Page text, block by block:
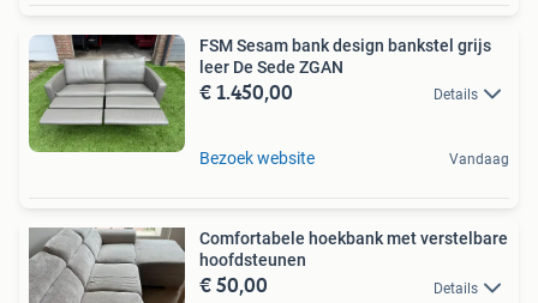
FSM Sesam bank design bankstel grijs
leer De Sede ZGAN
€ 1.450,00 Details
Bezoek website Vandaag
Comfortabele hoekbank met verstelbare
hoofdsteunen
€ 50,00 Details